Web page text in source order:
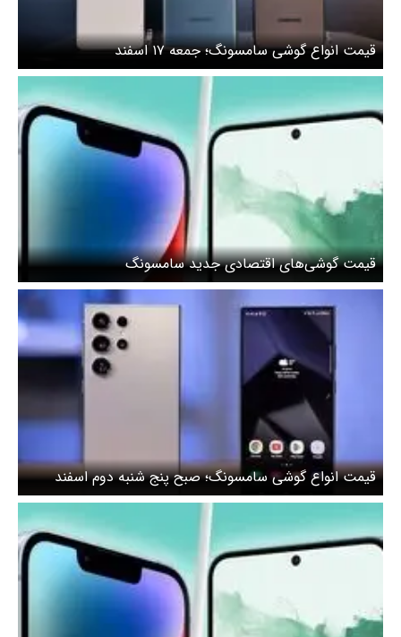
قیمت انواع گوشی سامسونگ؛ جمعه ۱۷ اسفند
قیمت گوشی‌های اقتصادی جدید سامسونگ
قیمت انواع گوشی سامسونگ؛ صبح پنج شنبه دوم اسفند